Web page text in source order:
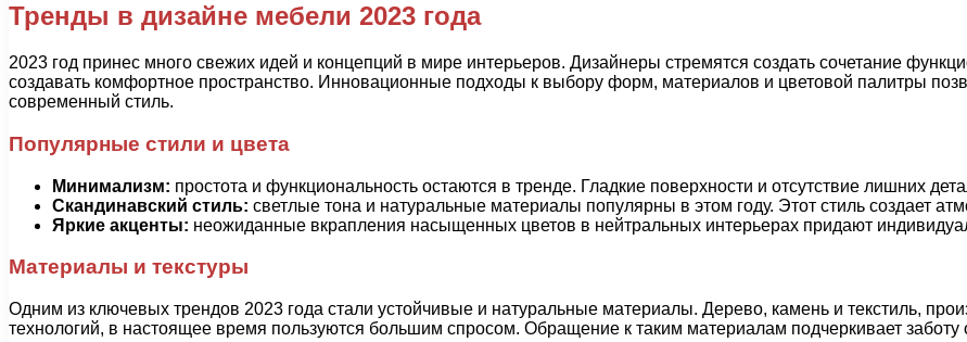
Тренды в дизайне мебели 2023 года
2023 год принес много свежих идей и концепций в мире интерьеров. Дизайнеры стремятся создать сочетание
создавать комфортное пространство. Инновационные подходы к выбору форм, материалов и цветовой палитры
современный стиль.
Популярные стили и цвета
Минимализм: простота и функциональность остаются в тренде. Гладкие поверхности и отсутствие лишних
Скандинавский стиль: светлые тона и натуральные материалы популярны в этом году. Этот стиль создает
Яркие акценты: неожиданные вкрапления насыщенных цветов в нейтральных интерьерах придают
Материалы и текстуры
Одним из ключевых трендов 2023 года стали устойчивые и натуральные материалы. Дерево, камень и текстиль,
технологий, в настоящее время пользуются большим спросом. Обращение к таким материалам подчеркивает заботу